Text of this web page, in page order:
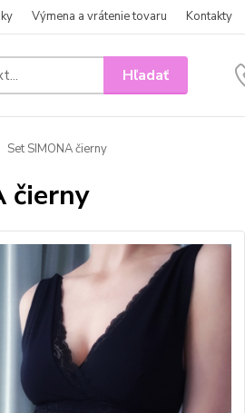
Výmena a vrátenie tovaru Kontakty
Hľadať
Set SIMONA čierny
čierny